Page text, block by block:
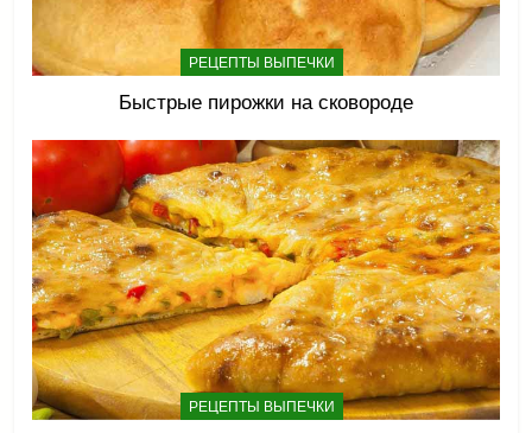
РЕЦЕПТЫ ВЫПЕЧКИ
Быстрые пирожки на сковороде
РЕЦЕПТЫ ВЫПЕЧКИ